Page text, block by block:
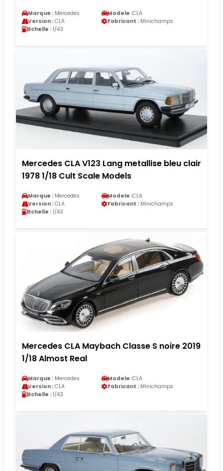
Marque : Mercedes Modele :CLA
Version : CLA Fabricant : Minichamps
Echelle : 1/43
Mercedes CLA V123 Lang metallise bleu clair
1978 1/18 Cult Scale Models
Marque : Mercedes Modele :CLA
Version : CLA Fabricant : Minichamps
Echelle : 1/43
Mercedes CLA Maybach Classe S noire 2019
1/18 Almost Real
Marque : Mercedes Modele :CLA
Version : CLA Fabricant : Minichamps
Echelle : 1/43